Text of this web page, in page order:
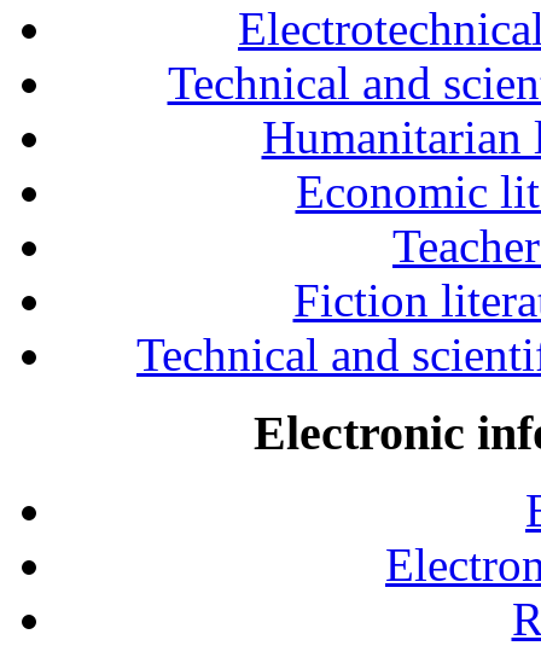
Technical and
Humanitarian
Economic
Fiction
Technical and
Electronic